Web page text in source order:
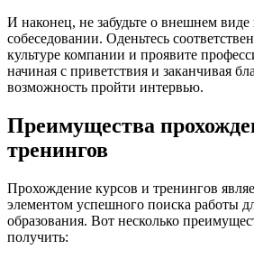
И наконец, не забудьте о внешнем виде
собеседовании. Оденьтесь
культуре компании и проявите
начиная с приветствия и заканчивая
возможность пройти интервью.
Преимущества
тренингов
Прохождение курсов и тренингов
элементом успешного поиска работы
образования. Вот несколько
получить: